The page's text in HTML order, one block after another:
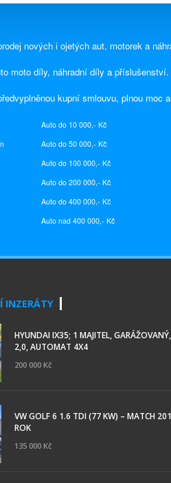
nových i ojetých aut, motorek a
moto díly, náhradní díly a příslušenství.
kupní smlouvu, plnou moc
Auto do 10 000,- Kč
Auto do 50 000,- Kč
Auto do 100 000,- Kč
Auto do 200 000,- Kč
Auto do 400 000,- Kč
Auto nad 400 000,- Kč
INZERÁTY
HYUNDAI IX35; 1 MAJITEL, GARÁŽOVANÝ,
2,0, AUTOMAT 4X4
200 000 Kč
VW GOLF 6 1.6 TDI (77 KW) – MATCH
ROK
135 000 Kč